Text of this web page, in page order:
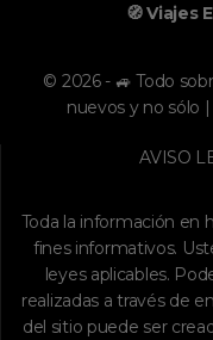
🧭 Viajes
© 2026 - 🚙 Todo
nuevos y no sólo
AVISO
Toda la información en
fines informativos.
leyes aplicables.
realizadas a través de
del sitio puede ser